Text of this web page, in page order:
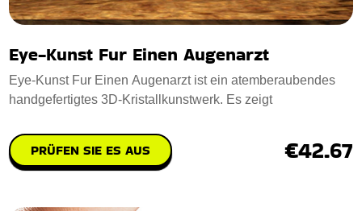
Eye-Kunst Fur Einen Augenarzt
Eye-Kunst Fur Einen Augenarzt ist ein atemberaubendes
handgefertigtes 3D-Kristallkunstwerk. Es zeigt
PRÜFEN SIE ES AUS €42.67